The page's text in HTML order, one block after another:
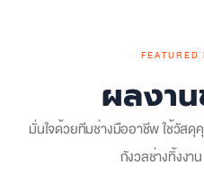
FEATURED
ผลงาน
มั่นใจด้วยทีมช่างมืออาชีพ ใช้วัส
กังวลช่างทิ้งงา